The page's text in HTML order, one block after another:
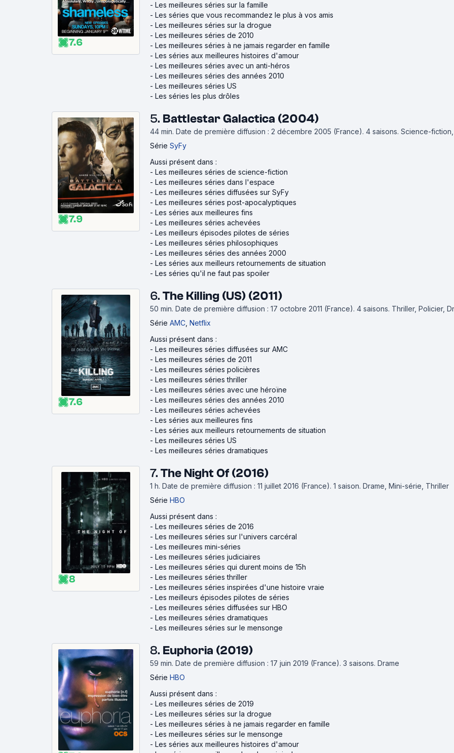
7.6
- Les meilleures séries sur la famille
- Les séries que vous recommandez le plus à vos amis
- Les meilleures séries sur la drogue
- Les meilleures séries de 2010
- Les meilleures séries à ne jamais regarder en famille
- Les séries aux meilleures histoires d'amour
- Les meilleures séries avec un anti-héros
- Les meilleures séries des années 2010
- Les meilleures séries US
- Les séries les plus drôles
7.9
5. Battlestar Galactica (2004)
44 min. Date de première diffusion : 2 décembre 2005 (France). 4 saisons. Science-
Série SyFy
Aussi présent dans :
- Les meilleures séries de science-fiction
- Les meilleures séries dans l'espace
- Les meilleures séries diffusées sur SyFy
- Les meilleures séries post-apocalyptiques
- Les séries aux meilleures fins
- Les meilleures séries achevées
- Les meilleurs épisodes pilotes de séries
- Les meilleures séries philosophiques
- Les meilleures séries des années 2000
- Les séries aux meilleurs retournements de situation
- Les séries qu'il ne faut pas spoiler
7.6
6. The Killing (US) (2011)
50 min. Date de première diffusion : 17 octobre 2011 (France). 4 saisons. Thriller, Policier,
Série AMC Netflix
Aussi présent dans :
- Les meilleures séries diffusées sur AMC
- Les meilleures séries de 2011
- Les meilleures séries policières
- Les meilleures séries thriller
- Les meilleures séries avec une héroïne
- Les meilleures séries des années 2010
- Les meilleures séries achevées
- Les séries aux meilleures fins
- Les séries aux meilleurs retournements de situation
- Les meilleures séries US
- Les meilleures séries dramatiques
8
7. The Night Of (2016)
1 h. Date de première diffusion : 11 juillet 2016 (France). 1 saison. Drame, Mini-série, Thriller
Série HBO
Aussi présent dans :
- Les meilleures séries de 2016
- Les meilleures séries sur l'univers carcéral
- Les meilleures mini-séries
- Les meilleures séries judiciaires
- Les meilleures séries qui durent moins de 15h
- Les meilleures séries thriller
- Les meilleures séries inspirées d'une histoire vraie
- Les meilleurs épisodes pilotes de séries
- Les meilleures séries diffusées sur HBO
- Les meilleures séries dramatiques
- Les meilleures séries sur le mensonge
8. Euphoria (2019)
59 min. Date de première diffusion : 17 juin 2019 (France). 3 saisons. Drame
Série HBO
Aussi présent dans :
- Les meilleures séries de 2019
- Les meilleures séries sur la drogue
- Les meilleures séries à ne jamais regarder en famille
- Les meilleures séries sur le mensonge
- Les séries aux meilleures histoires d'amour